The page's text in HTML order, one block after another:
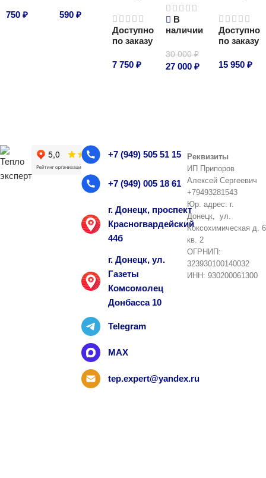
750 ₽ 590 ₽
Доступно
по заказу
7 750₽
В
наличии
30 000₽
27 000 ₽
Доступно
по заказу
15 950₽
+7 (949) 505 51 15
+7 (949) 005 18 61
г. Донецк, проспект
Красногвардейский
44б
г. Донецк, ул.
Газеты
Комсомолец
Донбасса 10
Telegram
MAX
tep.expert@yandex.ru
Реквизиты
ИП Припоров
Алексей Сергеевич
+79493281543
Юр. адрес: г.
Донецк, ул.
Коксохимическая д. 6
кв. 2
ОГРНИП:
323930100140032
ИНН: 930200061300